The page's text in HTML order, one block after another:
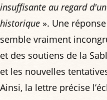
insuffisante au regard
historique ». Une
semble vraiment
et des soutiens de la
et les nouvelles
Ainsi, la lettre précise